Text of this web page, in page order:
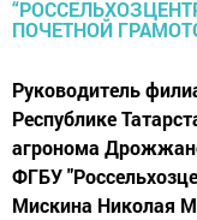
Руководитель
Республике
агронома
ФГБУ
Мискина Николая